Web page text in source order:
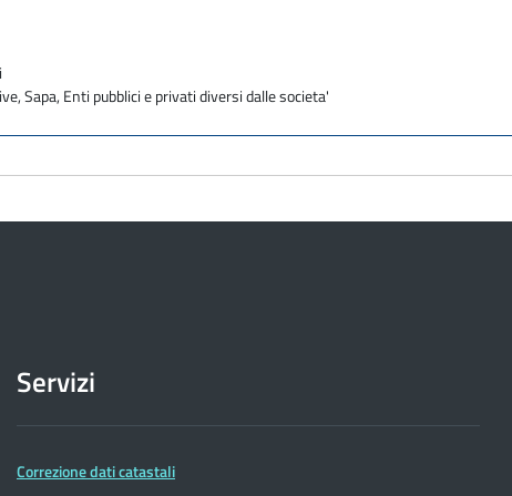
Sapa, Enti pubblici e privati diversi dalle societa'
Servizi
Correzione dati catastali